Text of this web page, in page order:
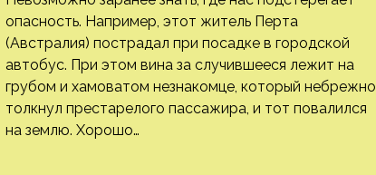
опасность. Например, этот житель Перта
(Австралия) пострадал при посадке в городской
автобус. При этом вина за случившееся лежит на
грубом и хамоватом незнакомце, который небрежно
толкнул престарелого пассажира, и тот повалился
на землю. Хорошо…